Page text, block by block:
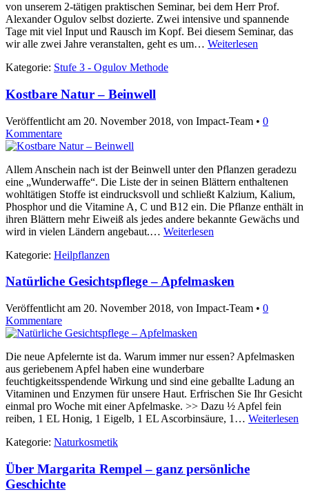
von unserem 2-tätigen praktischen Seminar, bei dem Herr Prof.
Alexander Ogulov selbst dozierte. Zwei intensive und spannende
Tage mit viel Input und Rausch im Kopf. Bei diesem Seminar, das
wir alle zwei Jahre veranstalten, geht es um… Weiterlesen
Kategorie: Stufe 3 - Ogulov Methode
Kostbare Natur – Beinwell
Veröffentlicht am 20. November 2018, von Impact-Team • 0
Kommentare
Allem Anschein nach ist der Beinwell unter den Pflanzen geradezu
eine „Wunderwaffe“. Die Liste der in seinen Blättern enthaltenen
wohltätigen Stoffe ist eindrucksvoll und schließt Kalzium, Kalium,
Phosphor und die Vitamine A, C und B12 ein. Die Pflanze enthält in
ihren Blättern mehr Eiweiß als jedes andere bekannte Gewächs und
wird in vielen Ländern angebaut.… Weiterlesen
Kategorie: Heilpflanzen
Natürliche Gesichtspflege – Apfelmasken
Veröffentlicht am 20. November 2018, von Impact-Team • 0
Kommentare
Die neue Apfelernte ist da. Warum immer nur essen? Apfelmasken
aus geriebenem Apfel haben eine wunderbare
feuchtigkeitsspendende Wirkung und sind eine geballte Ladung an
Vitaminen und Enzymen für unsere Haut. Erfrischen Sie Ihr Gesicht
einmal pro Woche mit einer Apfelmaske. >> Dazu ½ Apfel fein
reiben, 1 EL Honig, 1 Eigelb, 1 EL Ascorbinsäure, 1… Weiterlesen
Kategorie: Naturkosmetik
Über Margarita Rempel – ganz persönliche
Geschichte